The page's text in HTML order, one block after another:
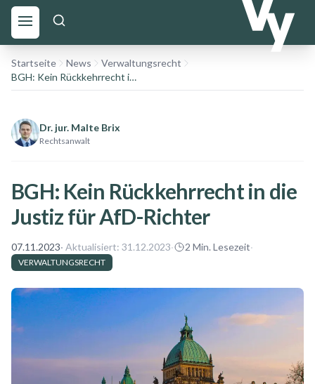
Startseite News
Verwaltungsrecht
BGH: Kein Rückkehrrecht in die Justiz für AfD-Richter
Dr. jur. Malte Brix
Rechtsanwalt
BGH: Kein Rückkehrrecht in die
Justiz für AfD-Richter
07.11.2023· Aktualisiert: 31.12.2023· 2 Min. Lesezeit·
VERWALTUNGSRECHT